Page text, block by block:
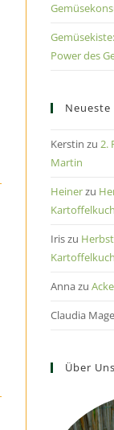
Power des
Kerstin zu 2.
Martin
Heinerzu
Iriszu
Annazu
Claudia
Über Uns